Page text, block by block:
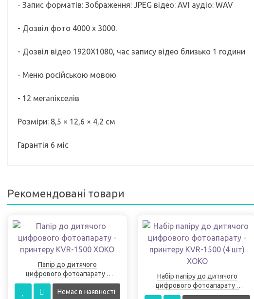
- Запис форматів: Зображення: JPEG відео: AVI аудіо: WAV
- Дозвіл фото 4000 x 3000.
- Дозвіл відео 1920X1080, час запису відео близько 1 години
- Меню російською мовою
- 12 мегапікселів
Розміри: 8,5 × 12,6 × 4,2 см
Гарантія 6 міс
Рекомендовані товари
Папір до дитячого
цифрового фотоапарату -
принтеру KVR-1500 XOKO
Немає в наявності
Набір папіру до дитячого
цифрового фотоапарату -
принтеру KVR-1500 (4 шт)